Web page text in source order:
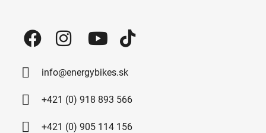
info@energybikes.sk
+421 (0) 918 893 566
+421 (0) 905 114 156